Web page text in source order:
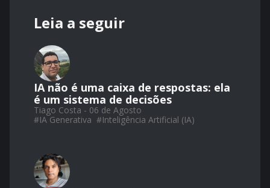
Leia a seguir
IA não é uma caixa de respostas: ela
é um sistema de decisões
Tiago Costa - 06 de Agosto
#IA Generativa #Inteligência Artificial (IA)